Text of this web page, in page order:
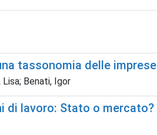
tassonomia delle imprese
Benati, Igor
di lavoro: Stato o mercato?